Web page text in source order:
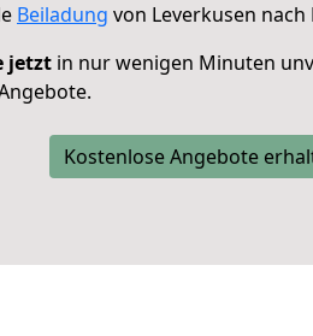
Beiladung von Leverkusen
jetzt in nur wenigen Minuten
Kostenlose Angebote